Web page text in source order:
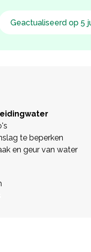
Geactualiseerd op 5
te beperken
en geur van water